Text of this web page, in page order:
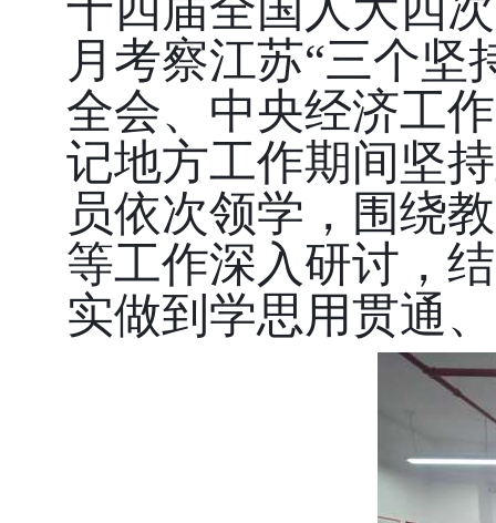
月考察江苏“三个坚
全会、中央经济工
记地方工作期间坚
员依次领学，围绕
等工作深入研讨，
实做到学思用贯通